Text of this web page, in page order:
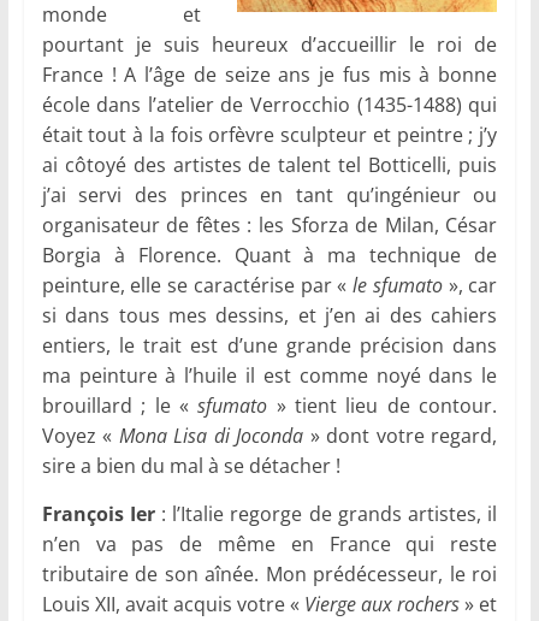
monde et
pourtant je suis heureux d’accueillir le roi de
France ! A l’âge de seize ans je fus mis à bonne
école dans l’atelier de Verrocchio (1435-1488) qui
était tout à la fois orfèvre sculpteur et peintre ; j’y
ai côtoyé des artistes de talent tel Botticelli, puis
j’ai servi des princes en tant qu’ingénieur ou
organisateur de fêtes : les Sforza de Milan, César
Borgia à Florence. Quant à ma technique de
peinture, elle se caractérise par «le sfumato», car
si dans tous mes dessins, et j’en ai des cahiers
entiers, le trait est d’une grande précision dans
ma peinture à l’huile il est comme noyé dans le
brouillard ; le «sfumato » tient lieu de contour.
Voyez « Mona Lisa di Joconda » dont votre regard,
sire a bien du mal à se détacher !
François Ier: l’Italie regorge de grands artistes, il
n’en va pas de même en France qui reste
tributaire de son aînée. Mon prédécesseur, le roi
Louis XII, avait acquis votre « Vierge aux rochers» et